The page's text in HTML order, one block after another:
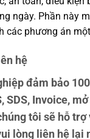
ngày. Phần này
các phương án
hệ
đảm bảo
SDS, Invoice,
tôi sẽ hỗ
lòng liên hệ lại